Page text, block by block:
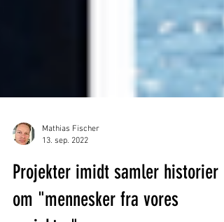
Mathias Fischer
13. sep. 2022
Projekter imidt samler historier